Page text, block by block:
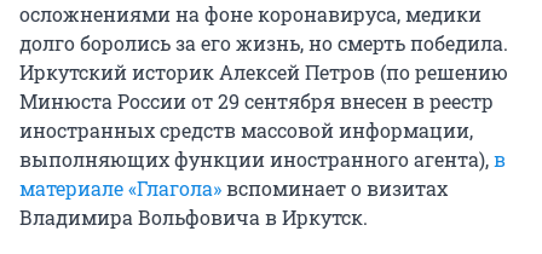
осложнениями на фоне коронавируса, медики
долго боролись за его жизнь, но смерть победила.
Иркутский историк Алексей Петров (по решению
Минюста России от 29 сентября внесен в реестр
иностранных средств массовой информации,
выполняющих функции иностранного агента),в
материале «Глагола»вспоминает о визитах
Владимира Вольфовича в Иркутск.